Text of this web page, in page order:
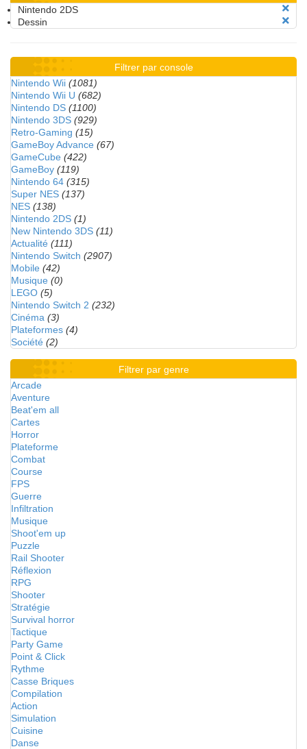
Nintendo 2DS
Dessin
Filtrer par console
Nintendo Wii (1081)
Nintendo Wii U (682)
Nintendo DS (1100)
Nintendo 3DS (929)
Retro-Gaming (15)
GameBoy Advance (67)
GameCube (422)
GameBoy (119)
Nintendo 64 (315)
Super NES (137)
NES (138)
Nintendo 2DS (1)
New Nintendo 3DS (11)
Actualité (111)
Nintendo Switch (2907)
Mobile (42)
Musique (0)
LEGO (5)
Nintendo Switch 2 (232)
Cinéma (3)
Plateformes (4)
Société (2)
Filtrer par genre
Arcade
Aventure
Beat'em all
Cartes
Horror
Plateforme
Combat
Course
FPS
Guerre
Infiltration
Musique
Shoot'em up
Puzzle
Rail Shooter
Réflexion
RPG
Shooter
Stratégie
Survival horror
Tactique
Party Game
Point & Click
Rythme
Casse Briques
Compilation
Action
Simulation
Cuisine
Danse